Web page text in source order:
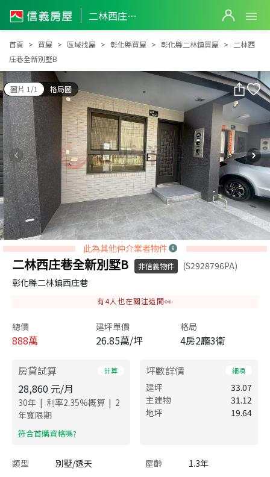
二林西庄巷全新別墅B
二林西庄巷全新別墅B
首頁 買屋 區域找屋 彰化縣買屋 彰化縣二林鎮買屋
二林西
庄巷全新別墅B
圖片 1/1 格局圖
此為其他仲介業者物件
二林西庄巷全新別墅B 非信義物件
(S2928796PA)
彰化縣二林鎮西庄巷
有4人也在關注這間👀
總價
888萬
建坪單價
26.85萬/坪
格局
4房2廳3衛
房貸試算 計算
28,860 元/月
30年 | 利率2.35%概算 | 2
年寬限期
​符合首購資格嗎?
坪數詳情 細項
建坪
33.07
主建物
31.12
地坪
19.64
類型 別墅/透天 屋齡
1.3年